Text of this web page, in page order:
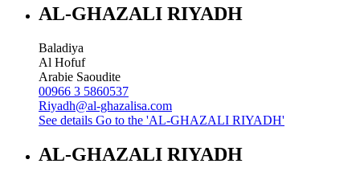
AL-GHAZALI RIYADH
Baladiya
Al Hofuf
Arabie Saoudite
00966 3 5860537
Riyadh@al-ghazalisa.com
See details Go to the 'AL-GHAZALI RIYADH'
AL-GHAZALI RIYADH